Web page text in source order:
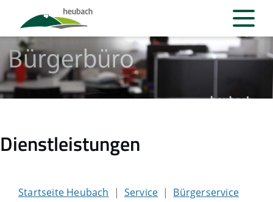
Dienstleistungen
Startseite Heubach Service
Bürgerservice